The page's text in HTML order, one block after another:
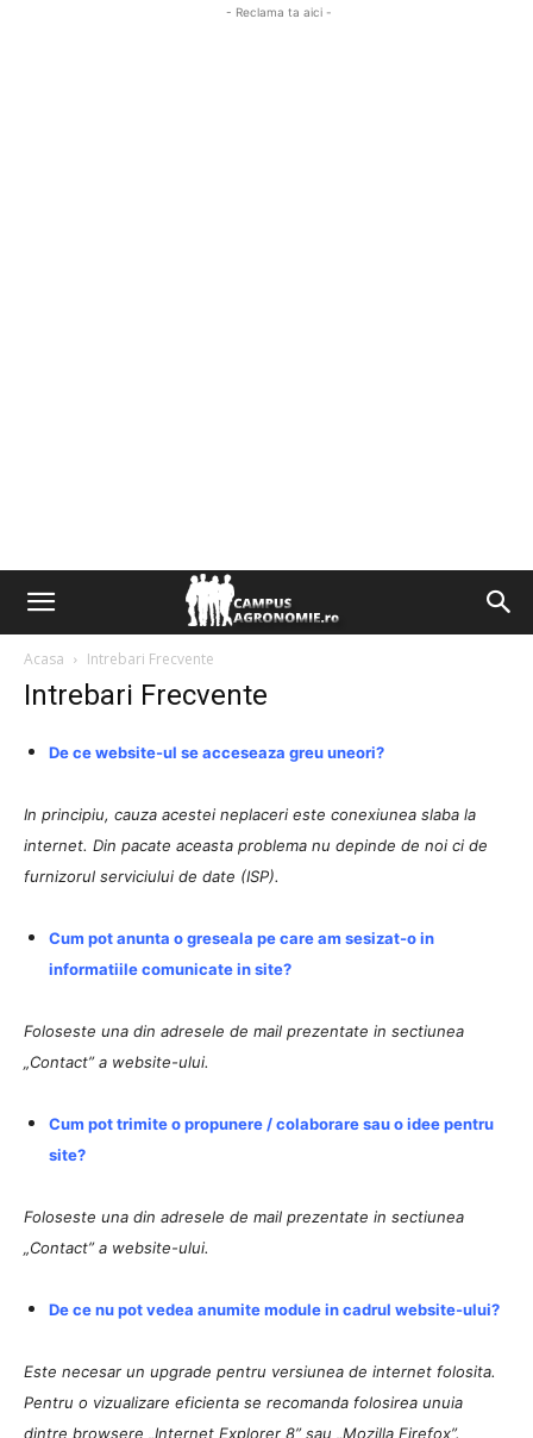
- Reclama ta aici -
Acasa Intrebari Frecvente
Intrebari Frecvente
De ce website-ul se acceseaza greu uneori?
In principiu, cauza acestei neplaceri este conexiunea slaba la
internet. Din pacate aceasta problema nu depinde de noi ci de
furnizorul serviciului de date (ISP).
Cum pot anunta o greseala pe care am sesizat-o in
informatiile comunicate in site?
Foloseste una din adresele de mail prezentate in sectiunea
„Contact” a website-ului.
Cum pot trimite o propunere / colaborare sau o idee pentru
site?
Foloseste una din adresele de mail prezentate in sectiunea
„Contact” a website-ului.
De ce nu pot vedea anumite module in cadrul website-ului?
Este necesar un upgrade pentru versiunea de internet folosita.
Pentru o vizualizare eficienta se recomanda folosirea unuia
dintre browsere „Internet Explorer 8” sau „Mozilla Firefox”.